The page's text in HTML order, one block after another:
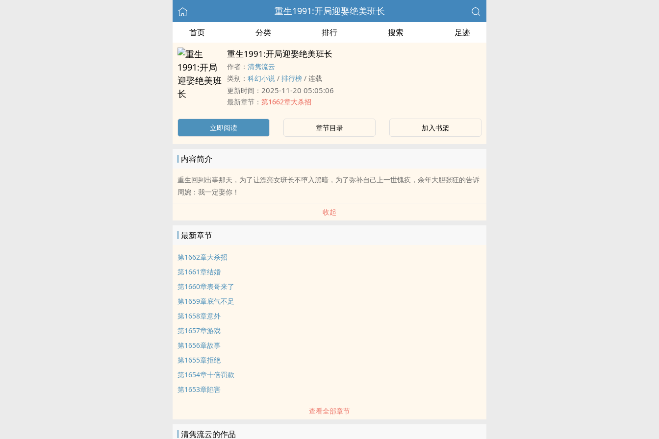
重生1991:开局迎娶绝美班长
首页 分类 排行 搜索 足迹
重生1991:开局迎娶绝美班长
作者： 清隽流云
类别： 科幻小说 / 排行榜 / 连载
更新时间： 2025-11-20 05:05:06
最新章节： 第1662章大杀招
立即阅读 章节目录 加入书架
内容简介
重生回到出事那天，为了让漂亮女班长不堕入黑暗，为了弥补自己上一世愧疚，余年大胆张狂的告诉
周婉：我一定娶你！
收起
最新章节
第1662章大杀招
第1661章结婚
第1660章表哥来了
第1659章底气不足
第1658章意外
第1657章游戏
第1656章故事
第1655章拒绝
第1654章十倍罚款
第1653章陷害
查看全部章节
清隽流云的作品